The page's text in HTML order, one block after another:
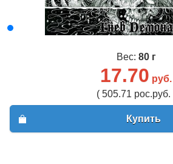
Вес: 80 г
17.70 руб.
( 505.71 рос.руб.
Купить